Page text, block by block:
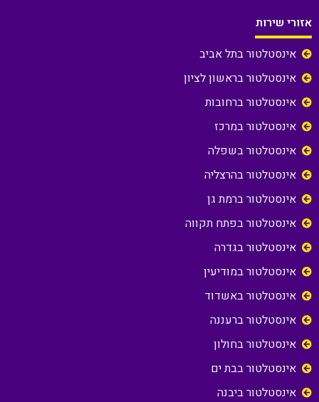
אזורי שירות
אינסטלטור בתל אביב
אינסטלטור בראשון לציון
אינסטלטור ברחובות
אינסטלטור במרכז
אינסטלטור בשפלה
אינסטלטור בהרצליה
אינסטלטור ברמת גן
אינסטלטור בפתח תקווה
אינסטלטור בגדרה
אינסטלטור במודיעין
אינסטלטור באשדוד
אינסטלטור ברעננה
אינסטלטור בחולון
אינסטלטור בבת ים
אינסטלטור ביבנה